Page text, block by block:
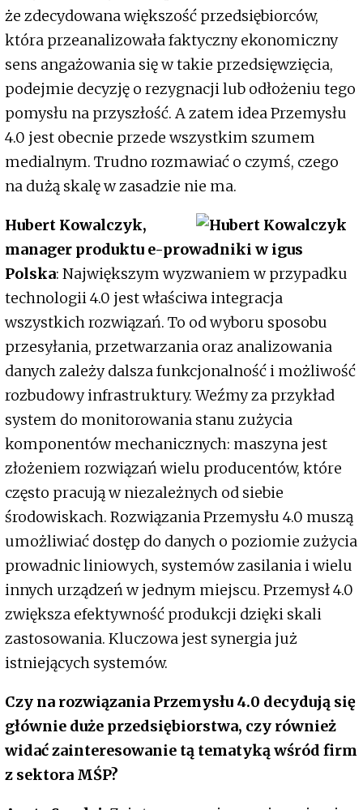
że zdecydowana większość przedsiębiorców,
która przeanalizowała faktyczny ekonomiczny
sens angażowania się w takie przedsięwzięcia,
podejmie decyzję o rezygnacji lub odłożeniu tego
pomysłu na przyszłość. A zatem idea Przemysłu
4.0 jest obecnie przede wszystkim szumem
medialnym. Trudno rozmawiać o czymś, czego
na dużą skalę w zasadzie nie ma.
Hubert Kowalczyk,
manager produktu e-prowadniki w igus
Polska: Największym wyzwaniem w przypadku
technologii 4.0 jest właściwa integracja
wszystkich rozwiązań. To od wyboru sposobu
przesyłania, przetwarzania oraz analizowania
danych zależy dalsza funkcjonalność i możliwość
rozbudowy infrastruktury. Weźmy za przykład
system do monitorowania stanu zużycia
komponentów mechanicznych: maszyna jest
złożeniem rozwiązań wielu producentów, które
często pracują w niezależnych od siebie
środowiskach. Rozwiązania Przemysłu 4.0 muszą
umożliwiać dostęp do danych o poziomie zużycia
prowadnic liniowych, systemów zasilania i wielu
innych urządzeń w jednym miejscu. Przemysł 4.0
zwiększa efektywność produkcji dzięki skali
zastosowania. Kluczowa jest synergia już
istniejących systemów.
Czy na rozwiązania Przemysłu 4.0 decydują się
głównie duże przedsiębiorstwa, czy również
widać zainteresowanie tą tematyką wśród firm
z sektora MŚP?